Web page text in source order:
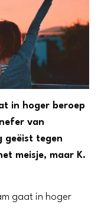
in hoger beroep
van
geëist tegen
meisje, maar K.
gaat in hoger